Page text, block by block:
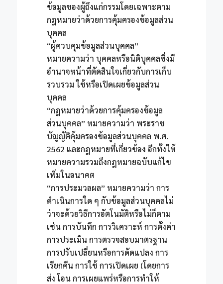
ข้อมูลของผู้ถึงแก่กรรมโดยเฉพาะตาม
กฎหมายว่าด้วยการคุ้มครองข้อมูลส่วน
บุคคล
“ผู้ควบคุมข้อมูลส่วนบุคคล”
หมายความว่า บุคคลหรือนิติบุคคลซึ่งมี
อำนาจหน้าที่ตัดสินใจเกี่ยวกับการเก็บ
รวบรวม ใช้หรือเปิดเผยข้อมูลส่วน
บุคคล
“กฎหมายว่าด้วยการคุ้มครองข้อมูล
ส่วนบุคคล” หมายความว่า พระราช
บัญญัติคุ้มครองข้อมูลส่วนบุคคล พ.ศ.
2562 และกฎหมายที่เกี่ยวข้อง อีกทั้งให้
หมายความรวมถึงกฎหมายฉบับแก้ไข
เพิ่มในอนาคต
“การประมวลผล” หมายความว่า การ
ดำเนินการใด ๆ กับข้อมูลส่วนบุคคลไม่
ว่าจะด้วยวิธีการอัตโนมัติหรือไม่ก็ตาม
เช่น การบันทึก การวิเคราะห์ การตั้งค่า
การประเมิน การตรวจสอบมาตรฐาน
การปรับเปลี่ยนหรือการดัดแปลง การ
เรียกคืน การใช้ การเปิดเผย (โดยการ
ส่ง โอน การเผยแพร่หรือการทำให้